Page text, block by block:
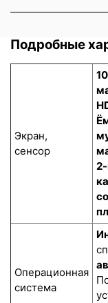
Подробные
Экран,
сенсор
Операционная
система